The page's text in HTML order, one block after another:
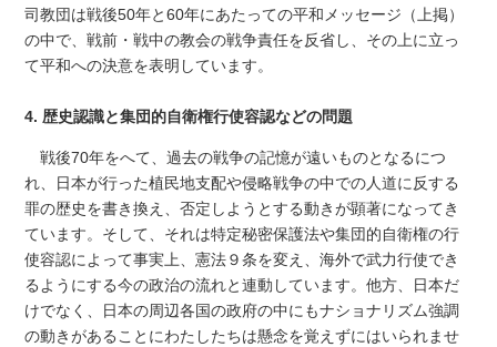
司教団は戦後50年と60年にあたっての平和メッセージ（上掲）
の中で、戦前・戦中の教会の戦争責任を反省し、その上に立っ
て平和への決意を表明しています。
4. 歴史認識と集団的自衛権行使容認などの問題
戦後70年をへて、過去の戦争の記憶が遠いものとなるにつ
れ、日本が行った植民地支配や侵略戦争の中での人道に反する
罪の歴史を書き換え、否定しようとする動きが顕著になってき
ています。そして、それは特定秘密保護法や集団的自衛権の行
使容認によって事実上、憲法９条を変え、海外で武力行使でき
るようにする今の政治の流れと連動しています。他方、日本だ
けでなく、日本の周辺各国の政府の中にもナショナリズム強調
の動きがあることにわたしたちは懸念を覚えずにはいられませ